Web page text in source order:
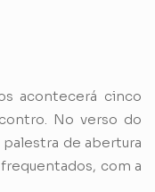
acontecerá cinco
No verso do
de abertura
com a